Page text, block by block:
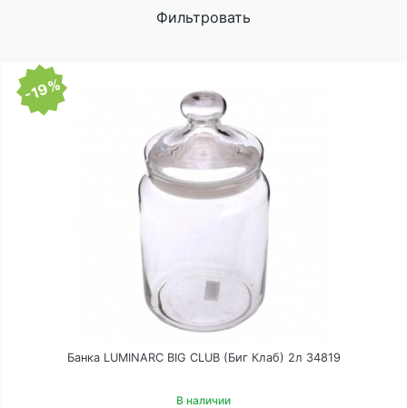
Фильтровать
-19%
Банка LUMINARC BIG CLUB (Биг Клаб) 2л 34819
В наличии